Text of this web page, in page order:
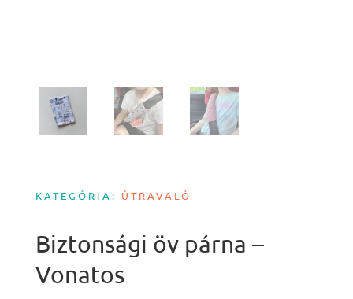
KATEGÓRIA: ÚTRAVALÓ
Biztonsági öv párna –
Vonatos